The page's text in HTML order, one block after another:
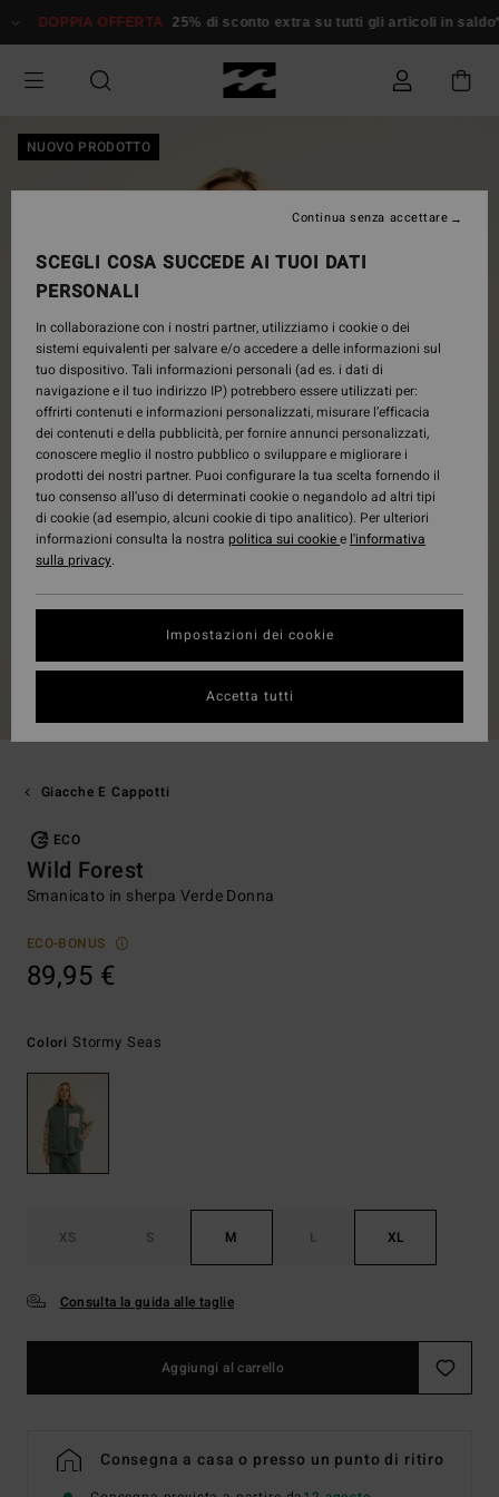
alle
prodotto
DOPPIA OFFERTA 25% di sconto extra su tutti gli articoli in saldo*
NUOVO PRODOTTO
Giacche E Cappotti
ECO
Wild Forest
Smanicato in sherpa Verde Donna
ECO-BONUS
89,95 €
Colori Stormy Seas
XS S M L XL
Consulta la guida alle taglie
Aggiungi al carrello
Consegna a casa o presso un punto di ritiro
SCEGLI COSA SUCCEDE AI TUOI DATI
PERSONALI
In collaborazione con i nostri partner, utilizziamo i cookie o dei
sistemi equivalenti per salvare e/o accedere a delle informazioni sul
tuo dispositivo. Tali informazioni personali (ad es. i dati di
navigazione e il tuo indirizzo IP) potrebbero essere utilizzati per:
offrirti contenuti e informazioni personalizzati, misurare l’efficacia
dei contenuti e della pubblicità, per fornire annunci personalizzati,
conoscere meglio il nostro pubblico o sviluppare e migliorare i
prodotti dei nostri partner. Puoi configurare la tua scelta fornendo il
tuo consenso all’uso di determinati cookie o negandolo ad altri tipi
di cookie (ad esempio, alcuni cookie di tipo analitico). Per ulteriori
informazioni consulta la nostra politica sui cookiee l'informativa
sulla privacy.
Impostazioni dei cookie
Continua senza accettare
Accetta tutti